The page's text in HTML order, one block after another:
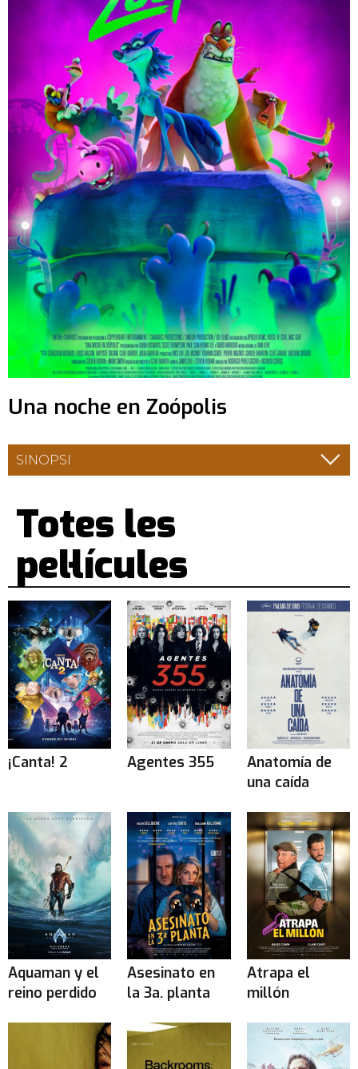
Una noche en Zoópolis
SINOPSI
Totes les
pel·lícules
¡Canta! 2 Agentes 355
Anatomía de
una caída
Aquaman y el
reino perdido
Asesinato en
la 3a. planta
Atrapa el
millón